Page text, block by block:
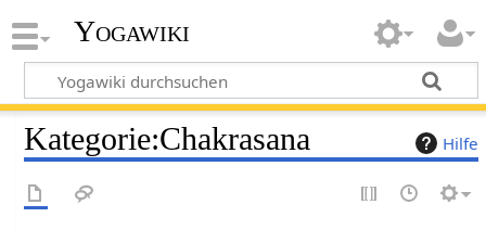
Yogawiki
Hilfe
Kategorie:Chakrasana